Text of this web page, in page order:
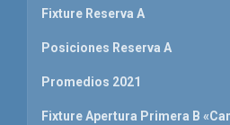
Fixture Reserva A
Posiciones Reserva A
Promedios 2021
Fixture Apertura Primera B